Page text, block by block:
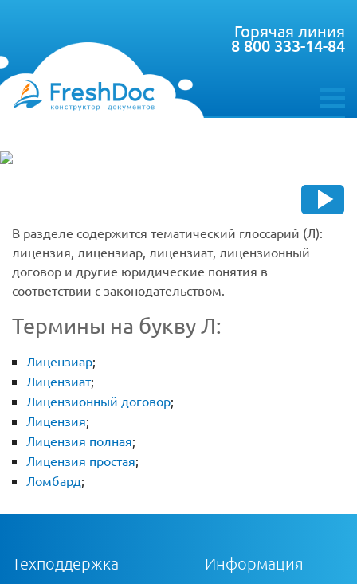
toggle
Горячая линия
8 800 333-14-84
В разделе содержится тематический глоссарий (Л):
лицензия, лицензиар, лицензиат, лицензионный
договор и другие юридические понятия в
соответствии с законодательством.
Термины на букву Л:
Лицензиар;
Лицензиат;
Лицензионный договор;
Лицензия;
Лицензия полная;
Лицензия простая;
Ломбард;
Техподдержка Информация